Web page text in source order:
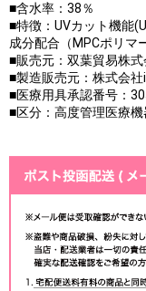
■含水率：38％
■特徴：UVカット機能
成分配合（MPCポリマ
■販売元：双葉貿易株式
■製造販売元：株式会
■医療用具承認番号：
■区分：高度管理医療機